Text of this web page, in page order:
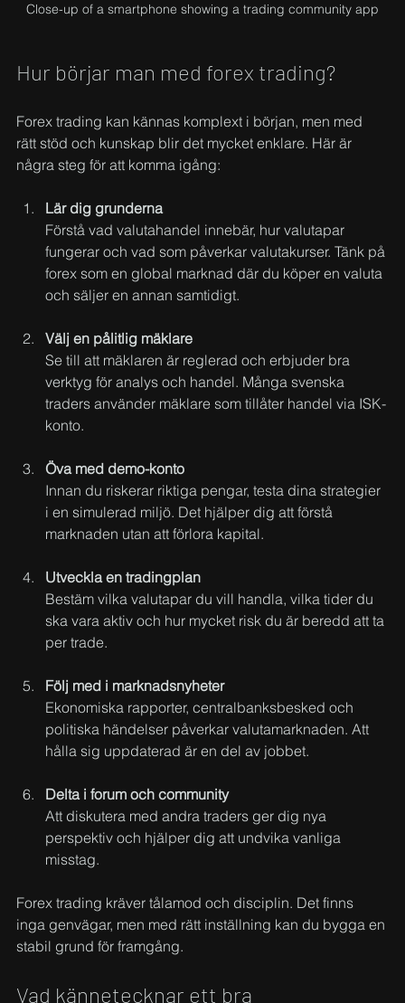
Close-up of a smartphone showing a trading community app
Hur börjar man med forex trading?
Forex trading kan kännas komplext i början, men med
rätt stöd och kunskap blir det mycket enklare. Här är
några steg för att komma igång:
Lär dig grunderna
Förstå vad valutahandel innebär, hur valutapar
fungerar och vad som påverkar valutakurser. Tänk på
forex som en global marknad där du köper en valuta
och säljer en annan samtidigt.
Välj en pålitlig mäklare
Se till att mäklaren är reglerad och erbjuder bra
verktyg för analys och handel. Många svenska
traders använder mäklare som tillåter handel via ISK-
konto.
Öva med demo-konto
Innan du riskerar riktiga pengar, testa dina strategier
i en simulerad miljö. Det hjälper dig att förstå
marknaden utan att förlora kapital.
Utveckla en tradingplan
Bestäm vilka valutapar du vill handla, vilka tider du
ska vara aktiv och hur mycket risk du är beredd att ta
per trade.
Följ med i marknadsnyheter
Ekonomiska rapporter, centralbanksbesked och
politiska händelser påverkar valutamarknaden. Att
hålla sig uppdaterad är en del av jobbet.
Delta i forum och community
Att diskutera med andra traders ger dig nya
perspektiv och hjälper dig att undvika vanliga
misstag.
Forex trading kräver tålamod och disciplin. Det finns
inga genvägar, men med rätt inställning kan du bygga en
stabil grund för framgång.
Vad kännetecknar ett bra